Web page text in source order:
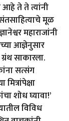
ते ते त्यांनी
मूळ
महाराजांनी
आज्ञेनुसार
साकारला.
सत्संग
शोध घ्यावा!’
विविध